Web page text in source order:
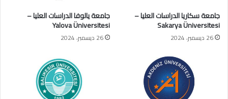
جامعة سكاريا الدراسات العليا –
Sakarya Üniversitesi
26 ديسمبر، 2024
جامعة يالوفا الدراسات العليا –
Yalova Üniversitesi
26 ديسمبر، 2024